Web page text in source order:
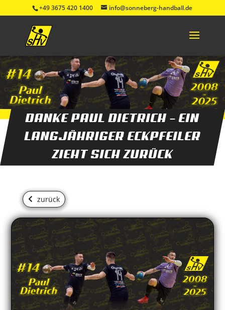
+49 3675 420 1400 info@sonneberg-handball.de
DANKE PAUL DIETRICH – EIN
LANGJÄHRIGER ECKPFEILER
ZIEHT SICH ZURÜCK
zurück